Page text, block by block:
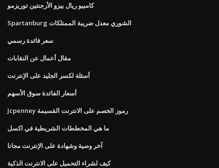
كامبيو ريال بيزو الأرجنتين توريزمو
Spartanburg الشوري معدل ضريبة الممتلكات
سعر فائدة رسمي
مقال أعمال عن النقابات
أسئلة لكسر الجليد على الإنترنت
أسعار الفائدة سوق الأسهم
Jcpenney رموز الخصم على الانترنت القسيمة
ما هي المخططات الشريطية في اكسل
آخر وصية وشهادة على الإنترنت مجانا
كيف لشراء التحميل على الانترنت الذكية